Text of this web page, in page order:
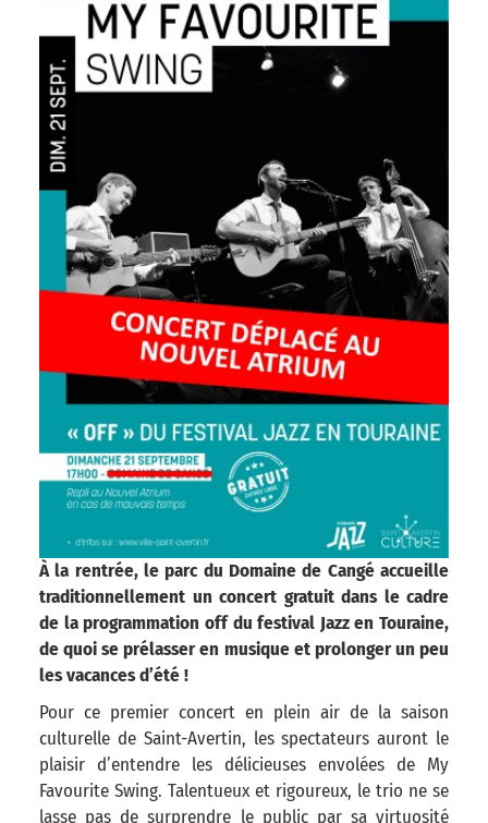
À la rentrée, le parc du Domaine de Cangé accueille
traditionnellement un concert gratuit dans le cadre
de la programmation off du festival Jazz en Touraine,
de quoi se prélasser en musique et prolonger un peu
les vacances d’été !
Pour ce premier concert en plein air de la saison
culturelle de Saint-Avertin, les spectateurs auront le
plaisir d’entendre les délicieuses envolées de My
Favourite Swing. Talentueux et rigoureux, le trio ne se
lasse pas de surprendre le public par sa virtuosité